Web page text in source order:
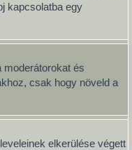
kapcsolatba egy
moderátorokat és
csak hogy növeld a
elkerülése végett